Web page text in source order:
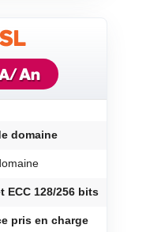
/ An
domaine
ECC 128/256 bits
pris en charge